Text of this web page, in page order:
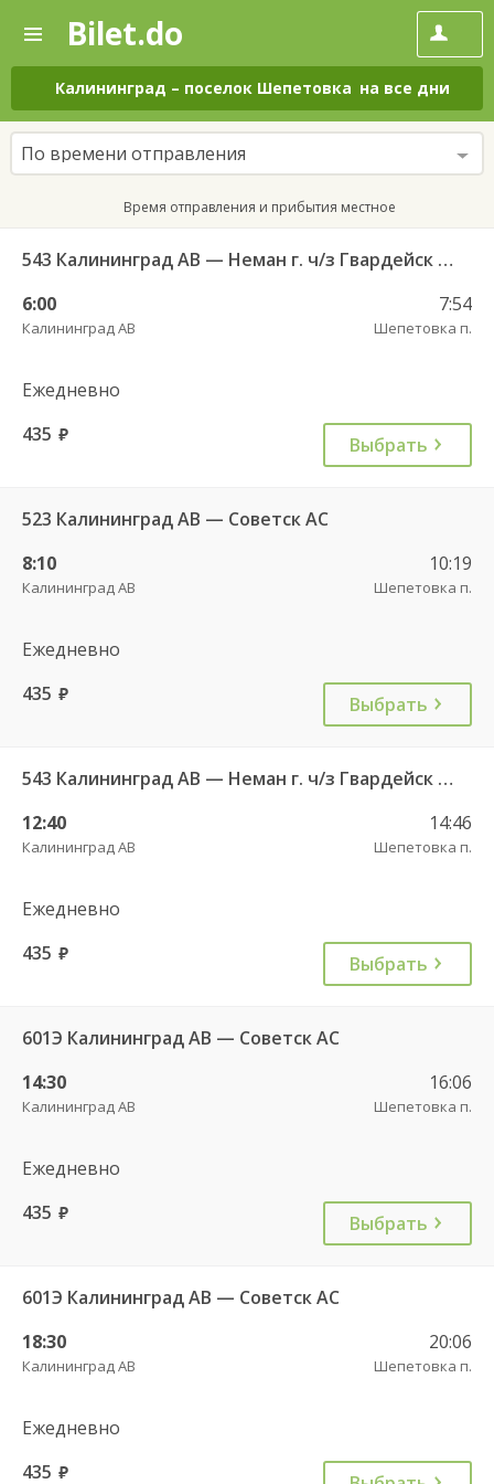
—
Поиск
и
покупка
билетов
на
автобус
онлайн
Bilet.do
Калининград – поселок Шепетовка на все дни
По времени отправления
Время отправления и прибытия местное
543 Калининград АВ — Неман г. ч/з Гвардейск КДП, Большаково п.
6:00
Калининград АВ
7:54
Шепетовка п.
Ежедневно
435 руб. Выбрать
523 Калининград АВ — Советск АС
8:10
Калининград АВ
10:19
Шепетовка п.
Ежедневно
435 руб. Выбрать
543 Калининград АВ — Неман г. ч/з Гвардейск КДП, Большаково п.
12:40
Калининград АВ
14:46
Шепетовка п.
Ежедневно
435 руб. Выбрать
601Э Калининград АВ — Советск АС
14:30
Калининград АВ
16:06
Шепетовка п.
Ежедневно
435 руб. Выбрать
601Э Калининград АВ — Советск АС
18:30
Калининград АВ
20:06
Шепетовка п.
Ежедневно
435 руб.